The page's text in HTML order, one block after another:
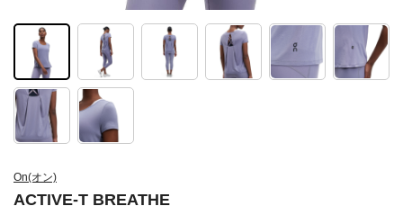
On(オン)
ACTIVE-T BREATHE